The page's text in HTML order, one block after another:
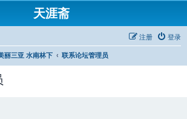
天涯斋
登录
注册
丽三亚 水南林下 联系论坛管理员